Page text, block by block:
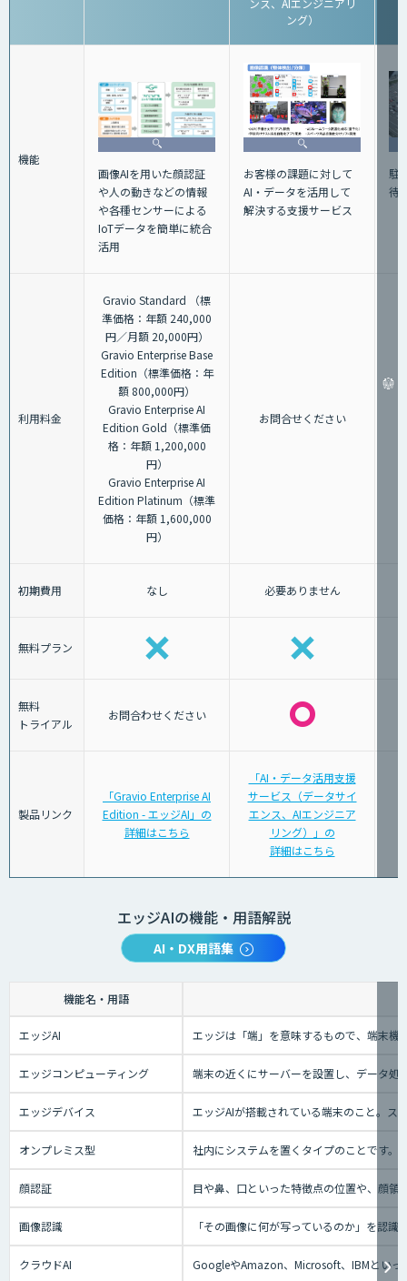
ンス、AIエンジニアリ
ング）
機能
画像AIを用いた顔認証
や人の動きなどの情報
や各種センサーによる
IoTデータを簡単に統合
活用
お客様の課題に対して
AI・データを活用して
解決する支援サービス
駐
待
利用料金
Gravio Standard （標
準価格：年額 240,000
円／月額 20,000円）
Gravio Enterprise Base
Edition（標準価格：年
額 800,000円）
Gravio Enterprise AI
Edition Gold（標準価
格：年額 1,200,000
円）
Gravio Enterprise AI
Edition Platinum（標準
価格：年額 1,600,000
円）
お問合せください
初期費用 なし 必要ありません
無料プラン
無料
トライアル
お問合わせください
製品リンク
「Gravio Enterprise AI
Edition - エッジAI」の
詳細はこちら
「AI・データ活用支援
サービス（データサイ
エンス、AIエンジニア
リング）」の
詳細はこちら
エッジAIの機能・用語解説
AI・DX用語集
機能名・用語
エッジAI エッジは「端」を意味するもので、端末機
エッジコンピューティング 端末の近くにサーバーを設置し、データ処
エッジデバイス エッジAIが搭載されている端末のこと。ス
オンプレミス型 社内にシステムを置くタイプのことです
顔認証 目や鼻、口といった特徴点の位置や、顔
画像認識 「その画像に何が写っているのか」を認
クラウドAI GoogleやAmazon、Microsoft、IBMといっ